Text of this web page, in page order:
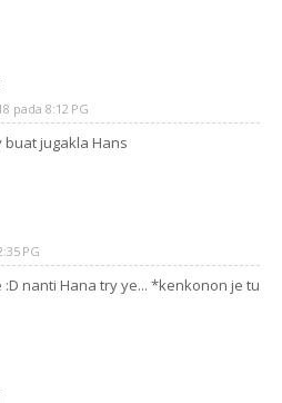
pada 8:12 PG
buat jugakla Hans
PG
nanti Hana try ye... *kenkonon je tu